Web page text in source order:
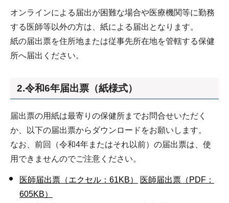
オンラインによる届出が困難な場合や医療機関等に勤務
する医師等以外の方は、紙による届出となります。
紙の届出票を住所地または従事先所在地を管轄する保健
所へ届出ください。
2.令和6年届出票（紙様式）
届出票の用紙は最寄りの保健所までお問合せいただく
か、以下の届出票からダウンロードをお願いします。
なお、前回（令和4年またはそれ以前）の届出票は、使
用できませんのでご注意ください。
医師届出票（エクセル：61KB）
医師届出票（PDF：
605KB）